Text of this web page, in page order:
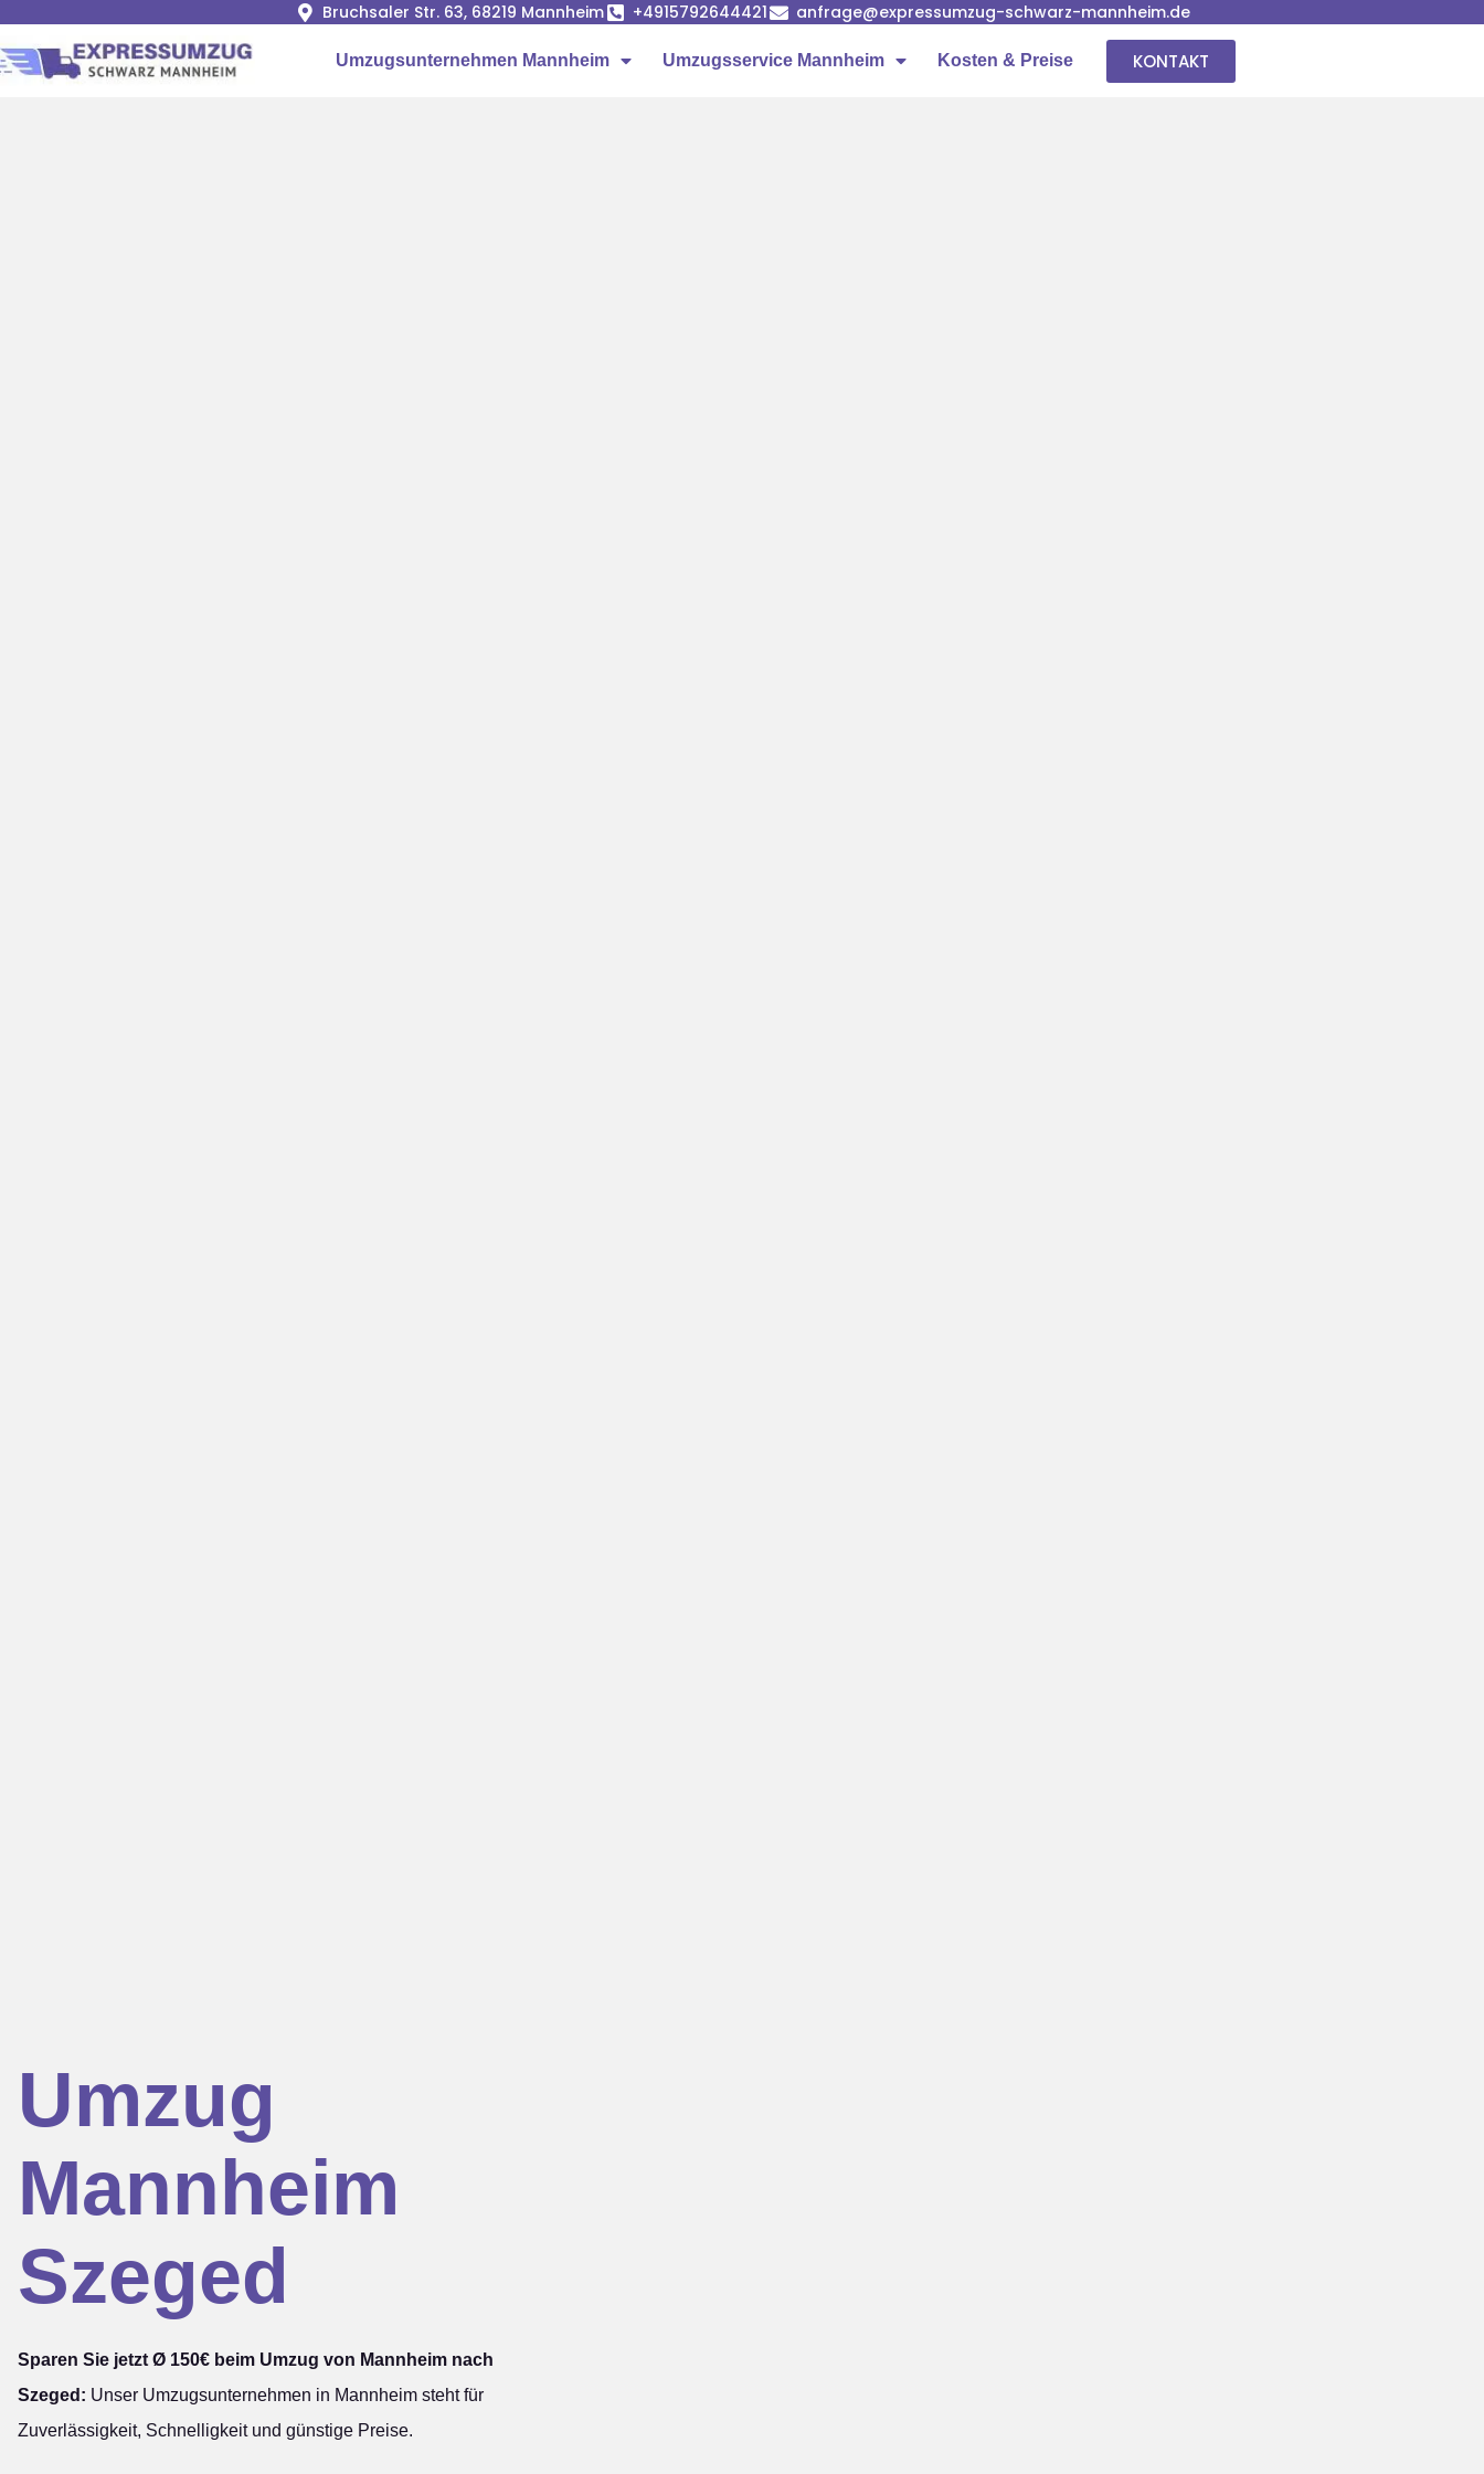
Bruchsaler Str. 63, 68219 Mannheim +4915792644421 anfrage@expressumzug-schwarz-mannheim.de
Umzugsunternehmen Mannheim Umzugsservice Mannheim Kosten & Preise KONTAKT
Umzug
Mannheim
Szeged
Sparen Sie jetzt Ø 150€ beim Umzug von Mannheim nach
Szeged: Unser Umzugsunternehmen in Mannheim steht für
Zuverlässigkeit, Schnelligkeit und günstige Preise.